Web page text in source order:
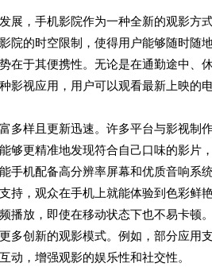
展，手机影院作为一种全新的观影
院的时空限制，使得用户能够随时随
在于其便携性。无论是在通勤途中、
影视应用，用户可以观看最新上映
多样且更新迅速。许多平台与影视制
够更精准地发现符合自己口味的影片
手机配备高分辨率屏幕和优质音响
持，观众在手机上就能体验到色彩鲜
播放，即使在移动状态下也不易卡顿
多创新的观影模式。例如，部分应用
动，增强观影的娱乐性和社交性。